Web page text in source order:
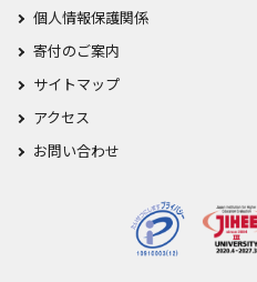
個人情報保護関係
寄付のご案内
サイトマップ
アクセス
お問い合わせ